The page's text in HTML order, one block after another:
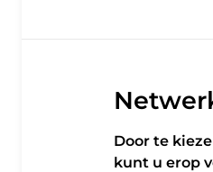
Door te
kunt u erop